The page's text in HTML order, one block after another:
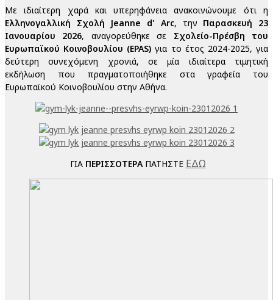
Με ιδιαίτερη χαρά και υπερηφάνεια ανακοινώνουμε ότι η
Ελληνογαλλική Σχολή Jeanne d' Arc, την Παρασκευή 23
Ιανουαρίου 2026, αναγορεύθηκε σε Σχολείο-Πρέσβη του
Ευρωπαϊκού Κοινοβουλίου (EPAS) για το έτος 2024-2025, για
δεύτερη συνεχόμενη χρονιά, σε μία ιδιαίτερα τιμητική
εκδήλωση που πραγματοποιήθηκε στα γραφεία του
Ευρωπαϊκού Κοινοβουλίου στην Αθήνα.
ΓΙΑ ΠΕΡΙΣΣΟΤΕΡΑΠΑΤΗΣΤΕ ΕΔΩ